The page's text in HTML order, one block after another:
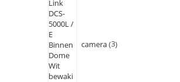
camera 3